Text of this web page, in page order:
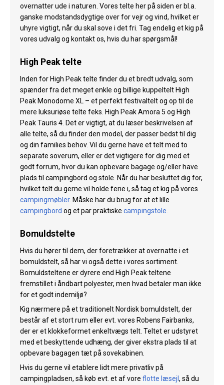
overnatter ude i naturen. Vores telte her på siden er bl.a.
ganske modstandsdygtige over for vejr og vind, hvilket er
uhyre vigtigt, når du skal sove i det fri. Tag endelig et kig på
vores udvalg og kontakt os, hvis du har spørgsmål!
High Peak telte
Inden for High Peak telte finder du et bredt udvalg, som
spænder fra det meget enkle og billige kuppeltelt High
Peak Monodome XL – et perfekt festivaltelt og op til de
mere luksuriøse telte feks. High Peak Amora 5 og High
Peak Tauris 4. Det er vigtigt, at du læser beskrivelsen af
alle telte, så du finder den model, der passer bedst til dig
og din families behov. Vil du gerne have et telt med to
separate soverum, eller er det vigtigere for dig med et
godt forrum, hvor du kan opbevare bagage og/eller have
plads til campingbord og stole. Når du har besluttet dig for,
hvilket telt du gerne vil holde ferie i, så tag et kig på vores
campingmøbler. Måske har du brug for at et lille
campingbord og et par praktiske campingstole.
Bomuldstelte
Hvis du hører til dem, der foretrækker at overnatte i et
bomuldstelt, så har vi også dette i vores sortiment.
Bomuldsteltene er dyrere end High Peak teltene
fremstillet i åndbart polyester, men hvad betaler man ikke
for et godt indemiljø?
Kig nærmere på et traditionelt Nordisk bomuldstelt, der
består af et stort rum eller evt. vores Robens Fairbanks,
der er et klokkeformet enkeltvægs telt. Teltet er udstyret
med et beskyttende udhæng, der giver ekstra plads til at
opbevare bagagen tæt på sovekabinen.
Hvis du gerne vil etablere lidt mere privatliv på
campingpladsen, så køb evt. et af vore flotte læsejl , så du